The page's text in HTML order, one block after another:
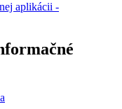
aplikácii -